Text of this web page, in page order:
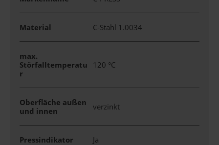
Material C-Stahl 1.0034
max.
Störfalltemperatu
r
120 °C
Oberfläche außen
und innen
verzinkt
Pressindikator Ja